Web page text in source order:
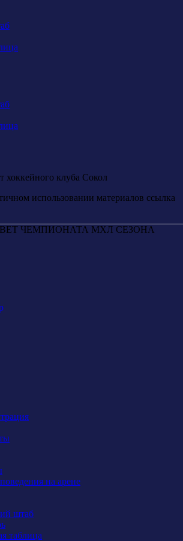
клуба Сокол
использовании материалов ссылка
ЧЕМПИОНАТА МХЛ СЕЗОНА
на арене
штаб
таблица